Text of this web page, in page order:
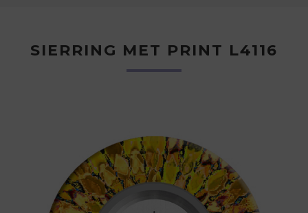
SIERRING MET PRINT L4116